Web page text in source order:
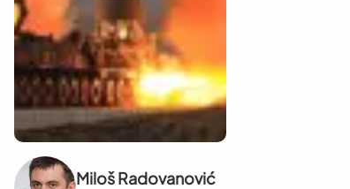
Miloš Radovanović